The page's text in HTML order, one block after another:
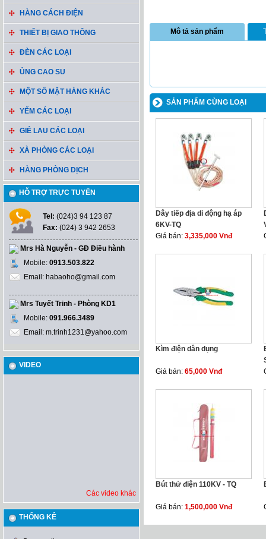
HÀNG CÁCH ĐIỆN
THIẾT BỊ GIAO THÔNG
ĐÈN CÁC LOẠI
ỦNG CAO SU
MỘT SỐ MẶT HÀNG KHÁC
YẾM CÁC LOẠI
GIẺ LAU CÁC LOẠI
XÀ PHÒNG CÁC LOẠI
HÀNG PHÒNG DỊCH
HỖ TRỢ TRỰC TUYẾN
Tel: (024)3 94 123 87
Fax: (024) 3 942 2653
Mrs Hà Nguyễn - GĐ Điều hành
Mobile: 0913.503.822
Email: habaoho@gmail.com
Mrs Tuyết Trinh - Phòng KD1
Mobile: 091.966.3489
Email: m.trinh1231@yahoo.com
VIDEO
Các video khác
THỐNG KÊ
Mô tả sản phẩm
SẢN PHẨM CÙNG LOẠI
Dây tiếp địa di động hạ áp
6KV-TQ
Giá bán: 3,335,000 Vnđ
Kìm điện dân dụng
Giá bán: 65,000 Vnđ
Bút thử điện 110KV - TQ
Giá bán: 1,500,000 Vnđ